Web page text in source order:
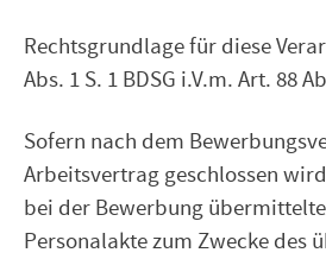
Rechtsgrundlage für diese
Abs. 1 S. 1 BDSG i.V.m. Art. 88
Sofern nach dem
Arbeitsvertrag geschlossen
bei der Bewerbung
Personalakte zum Zwecke des